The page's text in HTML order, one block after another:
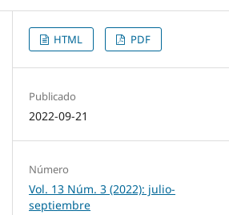
HTML PDF
Publicado
2022-09-21
Número
Vol. 13 Núm. 3 (2022): julio-
septiembre